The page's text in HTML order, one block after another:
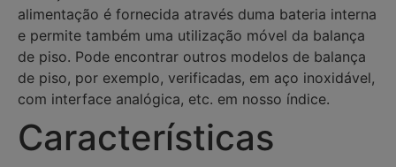
alimentação é fornecida através duma bateria interna
e permite também uma utilização móvel da balança
de piso. Pode encontrar outros modelos de balança
de piso, por exemplo, verificadas, em aço inoxidável,
com interface analógica, etc. em nosso índice.
Características